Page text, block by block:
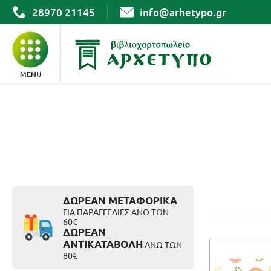
ΣΧΟΛΙΚΑ
ΑΡΧΕΙΟΘΕΤΗΣΗ
28970 21145 info@arhetypo.gr
MENU
ΔΩΡΕΑΝ ΜΕΤΑΦΟΡΙΚΑ
ΓΙΑ ΠΑΡΑΓΓΕΛΙΕΣ ΑΝΩ ΤΩΝ
60€
ΔΩΡΕΑΝ
ΑΝΤΙΚΑΤΑΒΟΛΗΑΝΩ ΤΩΝ
80€